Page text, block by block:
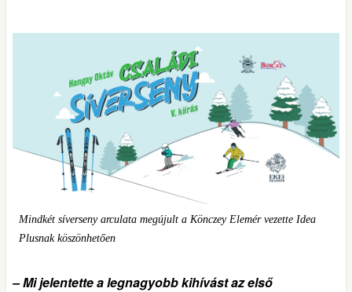
Mindkét síverseny arculata megújult a Könczey Elemér vezette Idea
Plusnak köszönhetően
– Mi jelentette a legnagyobb kihívást az első